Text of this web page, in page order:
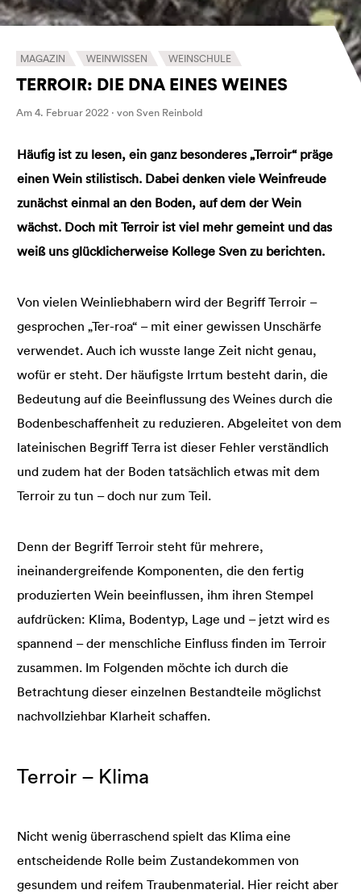
MAGAZIN WEINWISSEN WEINSCHULE
TERROIR: DIE DNA EINES WEINES
Am 4. Februar 2022 · von Sven Reinbold
Häufig ist zu lesen, ein ganz besonderes „Terroir“ präge
einen Wein stilistisch. Dabei denken viele Weinfreude
zunächst einmal an den Boden, auf dem der Wein
wächst. Doch mit Terroir ist viel mehr gemeint und das
weiß uns glücklicherweise Kollege Sven zu berichten.
Von vielen Weinliebhabern wird der Begriff Terroir –
gesprochen „Ter-roa“ – mit einer gewissen Unschärfe
verwendet. Auch ich wusste lange Zeit nicht genau,
wofür er steht. Der häufigste Irrtum besteht darin, die
Bedeutung auf die Beeinflussung des Weines durch die
Bodenbeschaffenheit zu reduzieren. Abgeleitet von dem
lateinischen Begriff Terra ist dieser Fehler verständlich
und zudem hat der Boden tatsächlich etwas mit dem
Terroir zu tun – doch nur zum Teil.
Denn der Begriff Terroir steht für mehrere,
ineinandergreifende Komponenten, die den fertig
produzierten Wein beeinflussen, ihm ihren Stempel
aufdrücken: Klima, Bodentyp, Lage und – jetzt wird es
spannend – der menschliche Einfluss finden im Terroir
zusammen. Im Folgenden möchte ich durch die
Betrachtung dieser einzelnen Bestandteile möglichst
nachvollziehbar Klarheit schaffen.
Terroir – Klima
Nicht wenig überraschend spielt das Klima eine
entscheidende Rolle beim Zustandekommen von
gesundem und reifem Traubenmaterial. Hier reicht aber